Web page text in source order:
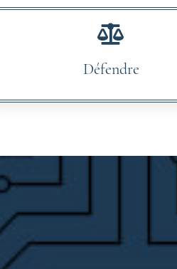
Défendre